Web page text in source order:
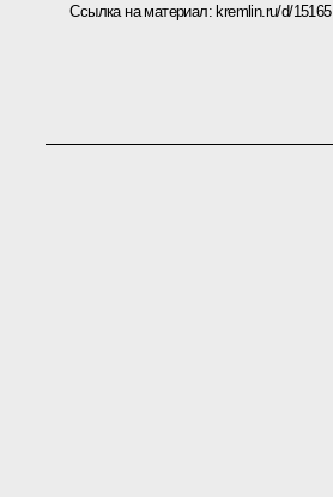
Ссылка на материал: kremlin.ru/d/15165